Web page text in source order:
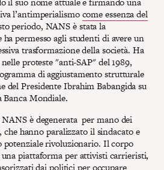
l’antimperialismocome essenza del
periodo, NANS è stata la
permesso agli studenti di avere un
trasformazione della società. Ha
proteste "anti-SAP" del 1989,
di aggiustamento strutturale
del Presidente Ibrahim Babangida su
Mondiale.
è degenerata per mano dei
hanno paralizzato il sindacato e
potenziale rivoluzionario. Il corpo
piattaforma per attivisti carrieristi,
dai politici per occupare